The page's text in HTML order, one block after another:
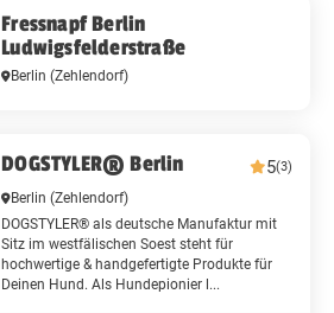
Fressnapf Berlin
Ludwigsfelderstraße
Berlin(Zehlendorf)
DOGSTYLER® Berlin 5(3)
Berlin(Zehlendorf)
DOGSTYLER® als deutsche Manufaktur mit
Sitz im westfälischen Soest steht für
hochwertige & handgefertigte Produkte für
Deinen Hund. Als Hundepionier l...